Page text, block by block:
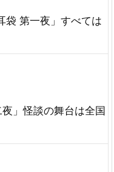
袋 第一夜」すべては
」怪談の舞台は全国